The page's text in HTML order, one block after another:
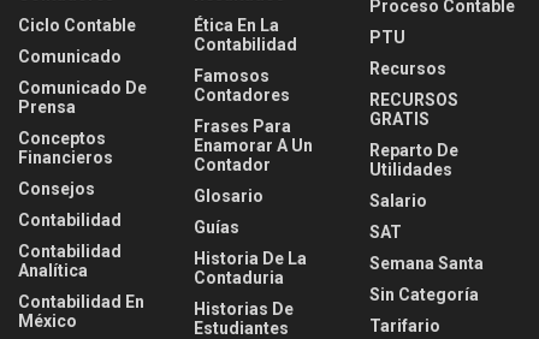
Ciclo Contable
Comunicado
Comunicado De
Prensa
Conceptos
Financieros
Consejos
Contabilidad
Contabilidad
Analítica
Contabilidad En
México
Ética En La
Contabilidad
Famosos
Contadores
Frases Para
Enamorar A Un
Contador
Glosario
Guías
Historia De La
Contaduria
Historias De
Estudiantes
Proceso Contable
PTU
Recursos
RECURSOS
GRATIS
Reparto De
Utilidades
Salario
SAT
Semana Santa
Sin Categoría
Tarifario